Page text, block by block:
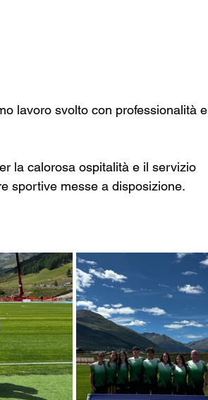
lavoro svolto con professionalità e
la calorosa ospitalità e il servizio
sportive messe a disposizione.